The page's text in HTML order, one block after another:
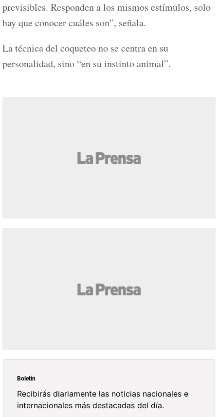
previsibles. Responden a los mismos estímulos, solo
hay que conocer cuáles son”, señala.
La técnica del coqueteo no se centra en su
personalidad, sino “en su instinto animal”.
Boletín
Recibirás diariamente las noticias nacionales e
internacionales más destacadas del día.